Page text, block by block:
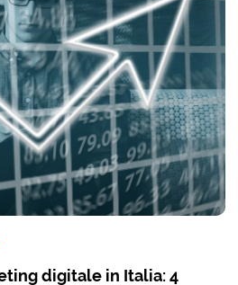
digitale in Italia: 4